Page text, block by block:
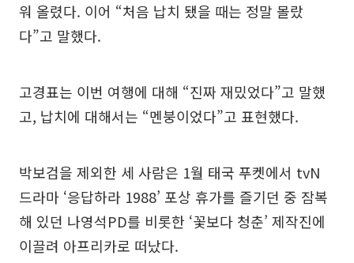
워 올렸다. 이어 “처음 납치 됐을 때는 정말 몰랐
다”고 말했다.
고경표는 이번 여행에 대해 “진짜 재밌었다”고 말했
고, 납치에 대해서는 “멘붕이었다”고 표현했다.
박보검을 제외한 세 사람은 1월 태국 푸켓에서 tvN
드라마 ‘응답하라 1988’ 포상 휴가를 즐기던 중 잠복
해 있던 나영석PD를 비롯한 ‘꽃보다 청춘’ 제작진에
이끌려 아프리카로 떠났다.